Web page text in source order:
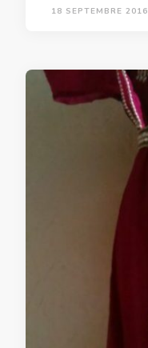
18 SEPTEMBRE 2016